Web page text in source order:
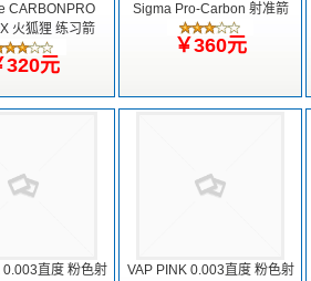
CARBONPRO
火狐狸 练习箭
320元
Sigma Pro-Carbon 射准箭
￥360元
0.003直度 粉色射
VAP PINK 0.003直度 粉色射